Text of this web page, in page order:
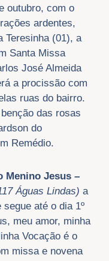
outubro, com o
ardentes,
Teresinha (01), a
Santa Missa
José Almeida
a procissão com
ruas do bairro.
das rosas
do
Remédio.
Menino Jesus –
Águas Lindas) a
até o dia 1º
meu amor, minha
Vocação é o
missa e novena